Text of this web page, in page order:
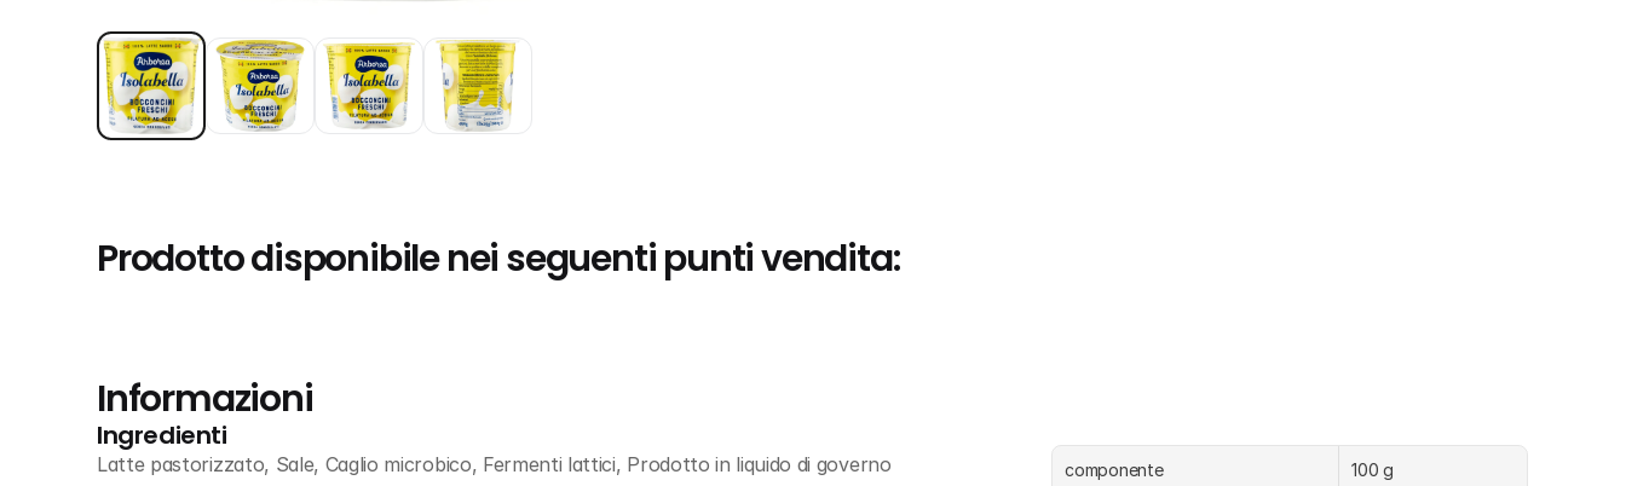
Prodotto disponibile nei seguenti punti vendita:
Informazioni
Ingredienti
Latte pastorizzato, Sale, Caglio microbico, Fermenti lattici, Prodotto in liquido di governo componente 100 g